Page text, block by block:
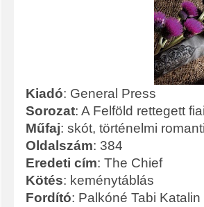
Kiadó: General Press
Sorozat: A Felföld rettegett fiai
Műfaj: skót, történelmi
Oldalszám: 384
Eredeti cím: The Chief
Kötés: keménytáblás
Fordító: Palkóné Tabi Katalin